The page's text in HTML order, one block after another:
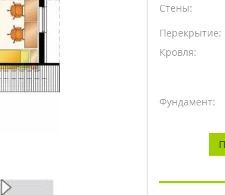
Стены:
Перекрытие:
Кровля:
Фундамент: